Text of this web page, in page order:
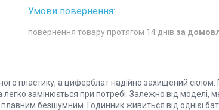
повернення товару протягом 14 днів за
пластику, а циферблат надійно захищений
легко замінюється при потребі. Залежно від моделі,
плавним безшумним. Годинник живиться від однієї